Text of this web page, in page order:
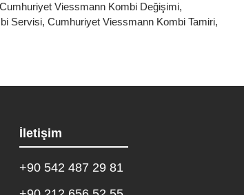
Cumhuriyet Viessmann Kombi Değişimi,
Servisi, Cumhuriyet Viessmann Kombi Tamiri,
İletişim
+90 542 487 29 81